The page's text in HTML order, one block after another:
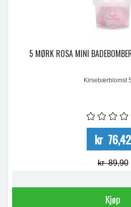
5 MØRK ROSA MINI
Kirsebærblomst
kr 76,42
kr 89,90
Kjøp